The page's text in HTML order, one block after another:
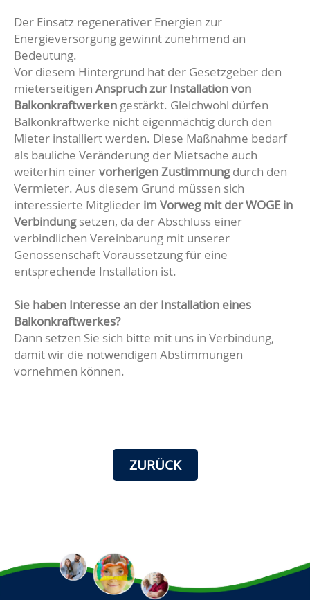
Der Einsatz regenerativer Energien zur
Energieversorgung gewinnt zunehmend an
Bedeutung.
Vor diesem Hintergrund hat der Gesetzgeber den
mieterseitigen Anspruch zur Installation von
Balkonkraftwerken gestärkt. Gleichwohl dürfen
Balkonkraftwerke nicht eigenmächtig durch den
Mieter installiert werden. Diese Maßnahme bedarf
als bauliche Veränderung der Mietsache auch
weiterhin einervorherigen Zustimmungdurch den
Vermieter. Aus diesem Grund müssen sich
interessierte Mitglieder im Vorweg mit der WOGE in
Verbindungsetzen, da der Abschluss einer
verbindlichen Vereinbarung mit unserer
Genossenschaft Voraussetzung für eine
entsprechende Installation ist.
Sie haben Interesse an der Installation eines
Balkonkraftwerkes?
Dann setzen Sie sich bitte mit uns in Verbindung,
damit wir die notwendigen Abstimmungen
vornehmen können.
ZURÜCK